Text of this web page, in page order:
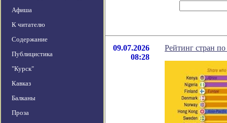
Афиша
К читателю
Содержание
Публицистика
"Курск"
Кавказ
Балканы
Проза
09.07.2026
08:28
Рейтинг стран